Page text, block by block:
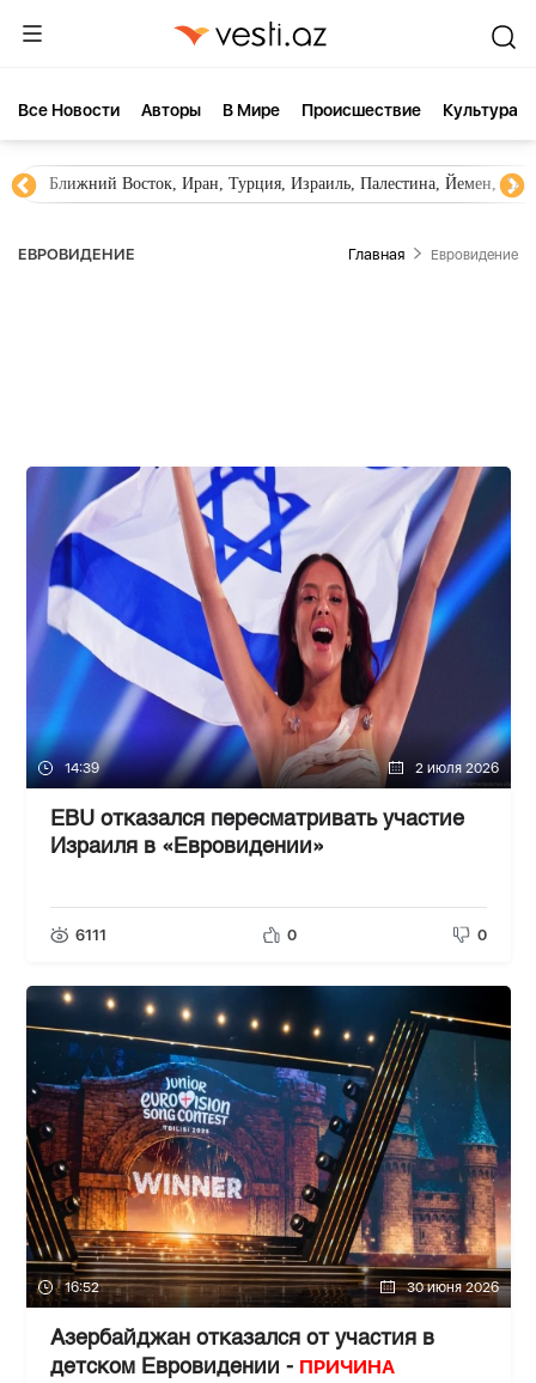
Все Новости Aвторы В Мире Происшествие Культура
Новости Азербайджана Южный Кавказ, Грузия,
ЕВРОВИДЕНИЕ Главная Евровидение
14:39 2 июля 2026
EBU отказался пересматривать участие
Израиля в «Евровидении»
6111 0 0
16:52 30 июня 2026
Азербайджан отказался от участия в
детском Евровидении - ПРИЧИНА